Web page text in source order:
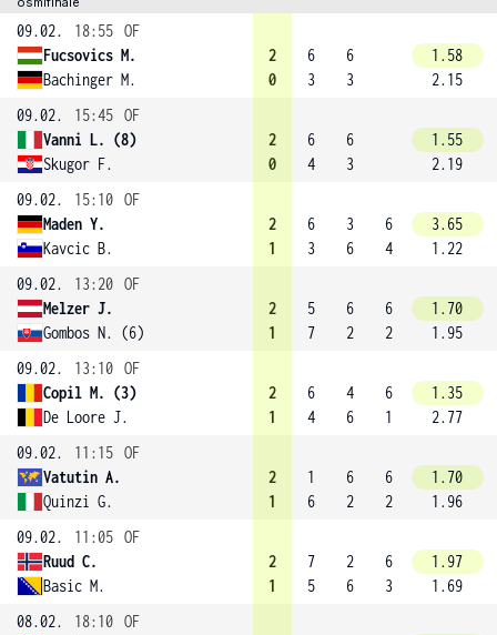
09.02. 18:55 OF
Fucsovics M.
Bachinger M.
2
0
6
3
6
3
1.58
2.15
09.02.
15:45 OF
Vanni L. (8)
Skugor F.
2
0
6
4
6
3
1.55
2.19
09.02.
15:10 OF
Maden Y.
Kavcic B.
2
1
6
3
3
6
6
4
3.65
1.22
09.02.
13:20 OF
Melzer J.
Gombos N. (6)
2
1
5
7
6
2
6
2
1.70
1.95
09.02.
13:10 OF
Copil M. (3)
De Loore J.
2
1
6
4
4
6
6
1
1.35
2.77
09.02.
11:15 OF
Vatutin A.
Quinzi G.
2
1
1
6
6
2
6
2
1.70
1.96
09.02.
11:05 OF
Ruud C.
Basic M.
2
1
7
5
2
6
6
3
1.97
1.69
08.02.
18:10 OF